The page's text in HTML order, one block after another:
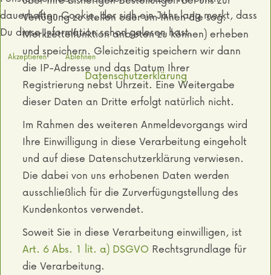
Verfügung zu stellen oder um Ihnen die sog.
Merkzettelfunktion anbieten zu können) erheben
und speichern. Gleichzeitig speichern wir dann
die IP-Adresse und das Datum Ihrer
Registrierung nebst Uhrzeit. Eine Weitergabe
dieser Daten an Dritte erfolgt natürlich nicht.
Im Rahmen des weiteren Anmeldevorgangs wird
Ihre Einwilligung in diese Verarbeitung eingeholt
und auf diese Datenschutzerklärung verwiesen.
Die dabei von uns erhobenen Daten werden
ausschließlich für die Zurverfügungstellung des
Kundenkontos verwendet.
Soweit Sie in diese Verarbeitung einwilligen, ist
Art. 6 Abs. 1 lit. a) DSGVO Rechtsgrundlage für
die Verarbeitung.
dauerhaften Cookie, der sich ein Jahr lang merkt, dass
Du diese Information schon gelesen hast.
Akzeptieren Ablehnen
Datenschutzerklärung